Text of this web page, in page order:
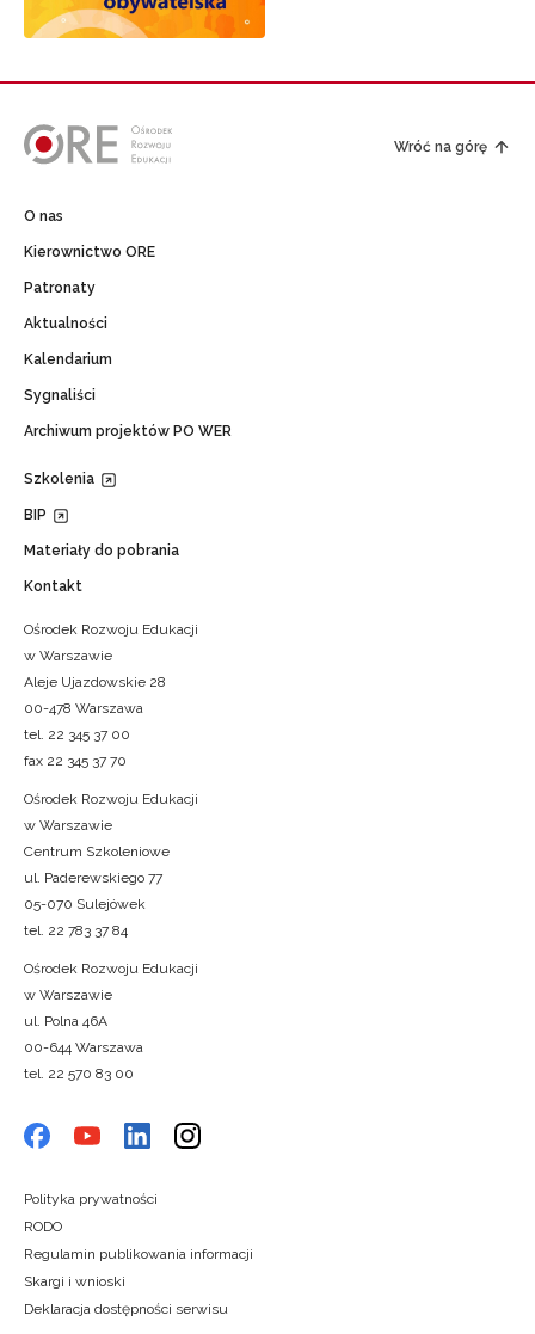
Wróć na górę
O nas
Kierownictwo ORE
Patronaty
Aktualności
Kalendarium
Sygnaliści
Archiwum projektów PO WER
Szkolenia
BIP
Materiały do pobrania
Kontakt
Ośrodek Rozwoju Edukacji
w Warszawie
Aleje Ujazdowskie 28
00-478 Warszawa
tel. 22 345 37 00
fax 22 345 37 70
Ośrodek Rozwoju Edukacji
w Warszawie
Centrum Szkoleniowe
ul. Paderewskiego 77
05-070 Sulejówek
tel. 22 783 37 84
Ośrodek Rozwoju Edukacji
w Warszawie
ul. Polna 46A
00-644 Warszawa
tel. 22 570 83 00
Polityka prywatności
RODO
Regulamin publikowania informacji
Skargi i wnioski
Deklaracja dostępności serwisu